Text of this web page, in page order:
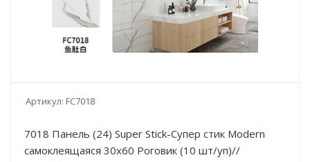
Артикул: FC7018
7018 Панель (24) Super Stick-Супер стик Modern
самоклеящаяся 30х60 Роговик (10 шт/уп)//